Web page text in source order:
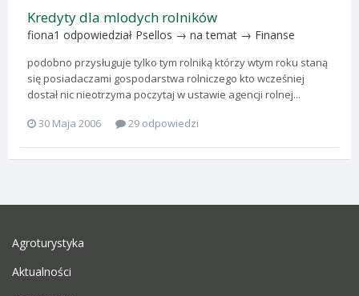
Kredyty dla mlodych rolników
fiona1 odpowiedział Psellos → na temat → Finanse
podobno przysługuje tylko tym rolniką którzy wtym roku staną
się posiadaczami gospodarstwa rolniczego kto wcześniej
dostał nic nieotrzyma poczytaj w ustawie agencji rolnej...
30 Maja 2006
29 odpowiedzi
Agroturystyka
Aktualności